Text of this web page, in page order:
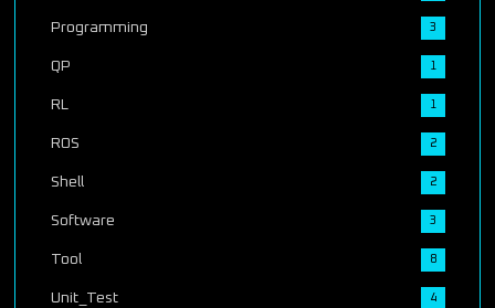
Programming 3
QP 1
RL 1
ROS 2
Shell 2
Software 3
Tool 8
Unit_Test 4